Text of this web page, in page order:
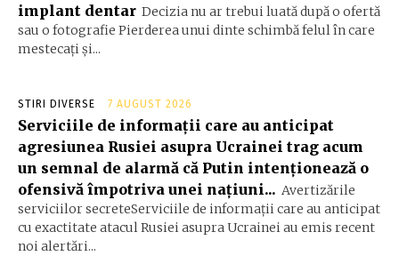
implant dentar Decizia nu ar trebui luată după o ofertă
sau o fotografie Pierderea unui dinte schimbă felul în care
mestecați și...
STIRI DIVERSE 7 AUGUST 2026
Serviciile de informații care au anticipat
agresiunea Rusiei asupra Ucrainei trag acum
un semnal de alarmă că Putin intenționează o
ofensivă împotriva unei națiuni... Avertizările
serviciilor secreteServiciile de informații care au anticipat
cu exactitate atacul Rusiei asupra Ucrainei au emis recent
noi alertări...